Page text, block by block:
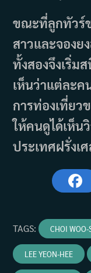
ขณะที่ลูกทัวร์
สาวและจองย
ทั้งสองจึงเริ่ม
เห็นว่าแต่ละค
การท่องเที่ยว
ให้คนดูได้เห็น
ประเทศฝรั่งเ
TAGS: CHOI WOO-
LEE YEON-HEE